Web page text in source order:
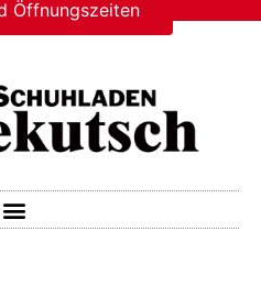
Öffnungszeiten